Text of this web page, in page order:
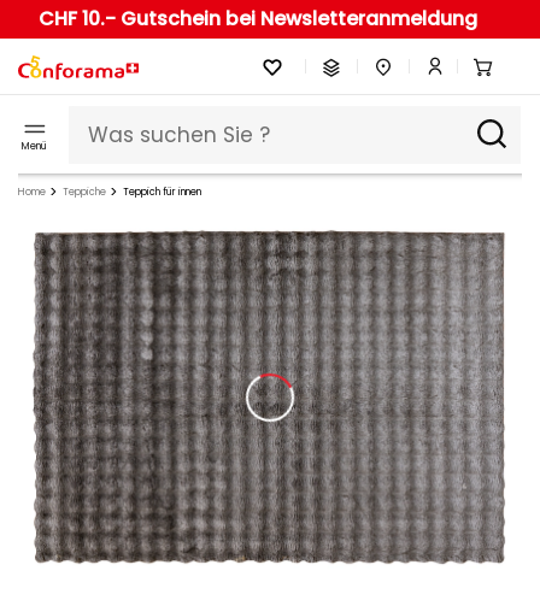
CHF 10.- Gutschein bei Newsletteranmeldung
Menü
Home Teppiche Teppich für innen